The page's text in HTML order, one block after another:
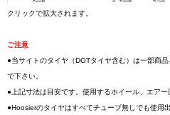
クリックで拡大されます。
ご注意
●当サイトのタイヤ（DOTタイヤ含む）は一部商
で下さい。
●上記寸法は目安です。使用するホイール、エアー
●Hoosierのタイヤはすべてチューブ無しでも使用